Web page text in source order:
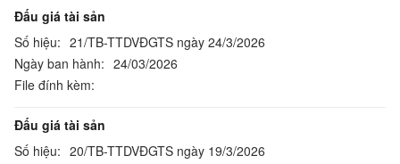
Đấu giá tài sản
Số hiệu: 21/TB-TTDVĐGTS ngày 24/3/2026
Ngày ban hành: 24/03/2026
File đính kèm:
Đấu giá tài sản
Số hiệu: 20/TB-TTDVĐGTS ngày 19/3/2026